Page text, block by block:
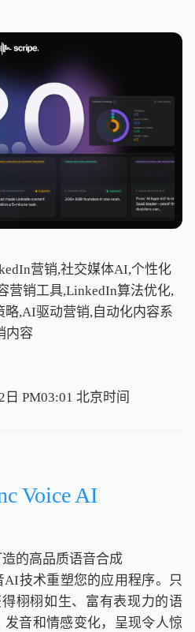
营销,社交媒体AI,个性化
营销工具,LinkedIn算法优化,
,AI驱动营销,自动化内容系
内容
日 PM03:01 北京时间
北京时间
Voice AI
的高品质语音合成
AI技术重塑您的应用程序。只
栩栩如生、富有表现力的语
音和情感变化，呈现令人惊